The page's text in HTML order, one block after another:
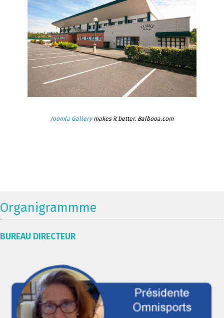
Joomla Gallerymakes it better. Balbooa.com
Organigrammme
BUREAU DIRECTEUR